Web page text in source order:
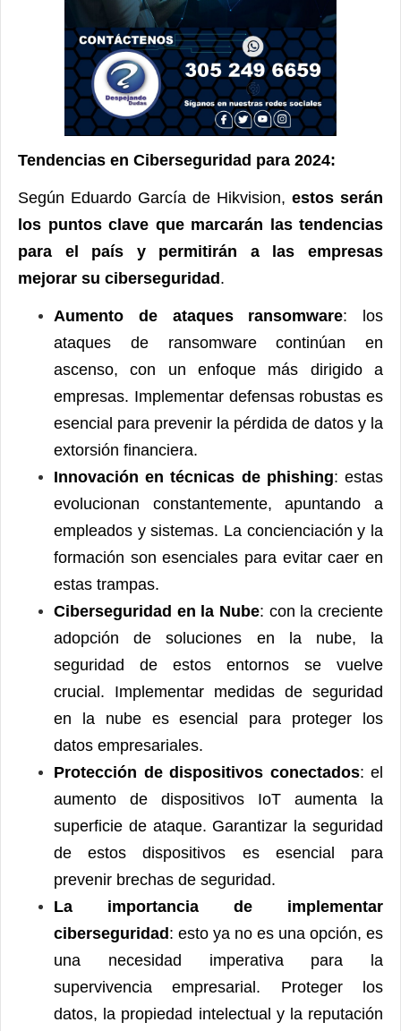
Tendencias en Ciberseguridad para 2024:
Según Eduardo García de Hikvision, estos serán
los puntos clave que marcarán las tendencias
para el país y permitirán a las empresas
mejorar su ciberseguridad .
Aumento de ataques ransomware: los
ataques de ransomware continúan en
ascenso, con un enfoque más dirigido a
empresas. Implementar defensas robustas es
esencial para prevenir la pérdida de datos y la
extorsión financiera.
Innovación en técnicas de phishing: estas
evolucionan constantemente, apuntando a
empleados y sistemas. La concienciación y la
formación son esenciales para evitar caer en
estas trampas.
Ciberseguridad en la Nube: con la creciente
adopción de soluciones en la nube, la
seguridad de estos entornos se vuelve
crucial. Implementar medidas de seguridad
en la nube es esencial para proteger los
datos empresariales.
Protección de dispositivos conectados: el
aumento de dispositivos IoT aumenta la
superficie de ataque. Garantizar la seguridad
de estos dispositivos es esencial para
prevenir brechas de seguridad.
La importancia de implementar
ciberseguridad : esto ya no es una opción, es
una necesidad imperativa para la
supervivencia empresarial. Proteger los
datos, la propiedad intelectual y la reputación